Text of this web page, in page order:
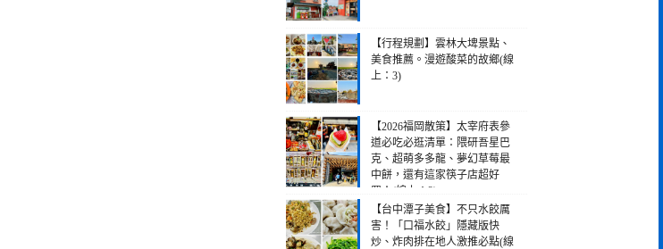
【行程規劃】雲林大埤景點、
美食推薦。漫遊酸菜的故鄉(線
上：3)
【2026福岡散策】太宰府表參
道必吃必逛清單：隈研吾星巴
克、超萌多多龍、夢幻草莓最
中餅，還有這家筷子店超好
買！(線上：2)
【台中潭子美食】不只水餃厲
害！「口福水餃」隱藏版快
炒、炸肉排在地人激推必點(線